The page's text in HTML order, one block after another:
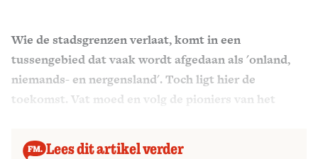
Zoek
Wie de stadsgrenzen verlaat, komt in een
tussengebied dat vaak wordt afgedaan als 'onland,
niemands- en nergensland'. Toch ligt hier de
toekomst. Vat moed en volg de pioniers van het
Lees dit artikel verder